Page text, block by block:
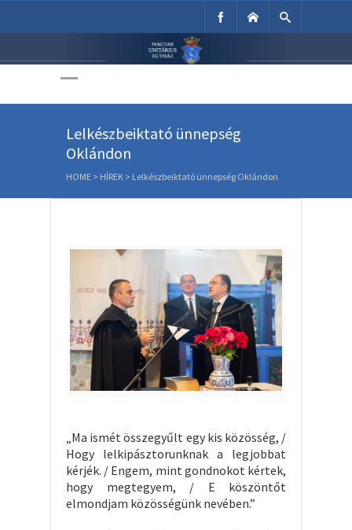
Unitárius Egyház
Lelkészbeiktató ünnepség
Oklándon
HOME > HÍREK > Lelkészbeiktató ünnepség Oklándon
„Ma ismét összegyűlt egy kis közösség, /
Hogy lelkipásztorunknak a legjobbat
kérjék. / Engem, mint gondnokot kértek,
hogy megtegyem, / E köszöntőt
elmondjam közösségünk nevében.”